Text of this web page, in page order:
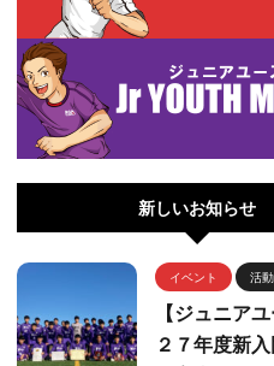
新しいお知らせ
イベント 活
【ジュニア
２７年度新